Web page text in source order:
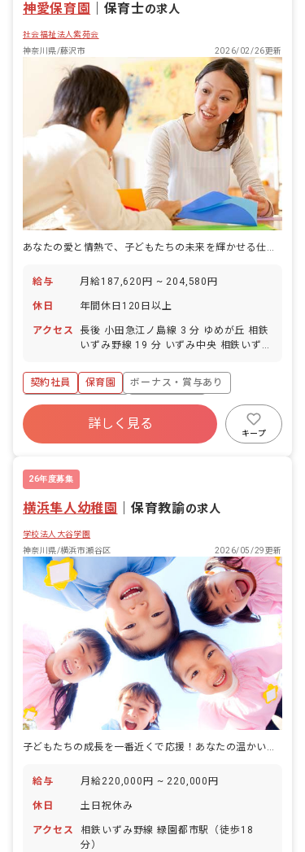
神愛保育園 保育士の求人
社会福祉法人紫苑会
神奈川県/藤沢市
2026/02/26更新
あなたの愛と情熱で、子どもたちの未来を輝かせる仕事をしませんか
給与 月給187,620円 ~ 204,580円
休日 年間休日120日以上
アクセス
長後 小田急江ノ島線 3 分 ゆめが丘 相鉄
いずみ野線 19 分 いずみ中央 相鉄いずみ
ライン 22 分 湘南台 相鉄いずみ野線 23
分
契約社員 保育園
ボーナス・賞与あり
年間休日120日以上
社会保険完備
残業少なめ
詳しく見る
キープ
26年度募集
横浜隼人幼稚園 ｜保育教諭の求人
学校法人大谷学園
神奈川県/横浜市瀬谷区
2026/05/29更新
子どもたちの成長を一番近くで応援！あなたの温かい心が輝く場所がここにあります。
給与 月給220,000円 ~ 220,000円
休日 土日祝休み
アクセス
相鉄いずみ野線 緑園都市駅（徒歩18
分）